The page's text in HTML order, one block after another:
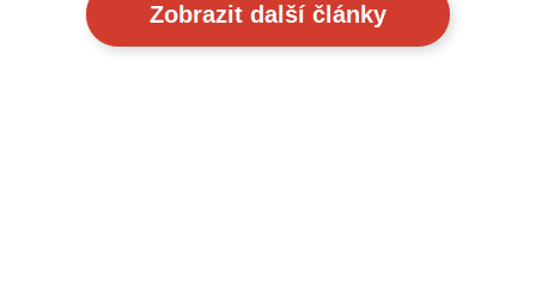
Zobrazit další články